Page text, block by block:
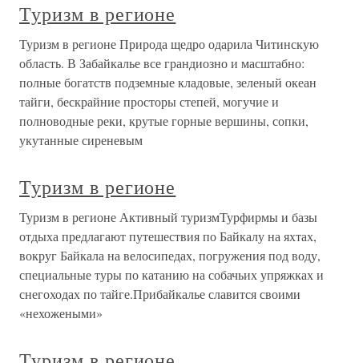
Туризм в регионе
Туризм в регионе Природа щедро одарила Читинскую
область. В Забайкалье все грандиозно и масштабно:
полные богатств подземные кладовые, зеленый океан
тайги, бескрайние просторы степей, могучие и
полноводные реки, крутые горные вершины, сопки,
укутанные сиреневым
Туризм в регионе
Туризм в регионе Активный туризмТурфирмы и базы
отдыха предлагают путешествия по Байкалу на яхтах,
вокруг Байкала на велосипедах, погружения под воду,
специальные туры по катанию на собачьих упряжках и
снегоходах по тайге.Прибайкалье славится своими
«нехожеными»